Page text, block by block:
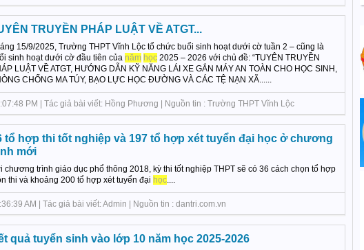
TRUYỀN PHÁP LUẬT VỀ ATGT...
15/9/2025, Trường THPT Vĩnh Lộc tổ chức buổi sinh hoạt dưới cờ tuần 2 – cũng là
sinh hoạt dưới cờ đầu tiên của năm học2025 – 2026 với chủ đề: “TUYÊN TRUYỀN
LUẬT VỀ ATGT, HƯỚNG DẪN KỸ NĂNG LÁI XE GẮN MÁY AN TOÀN CHO HỌC SINH,
CHỐNG MA TÚY, BẠO LỰC HỌC ĐƯỜNG VÀ CÁC TỆ NẠN XÃ......
PM | Tác giả bài viết: Hồng Phương | Nguồn tin : Trường THPT Vĩnh Lộc
tổ hợp thi tốt nghiệp và 197 tổ hợp xét tuyển đại học ở chương
mới
chương trình giáo dục phổ thông 2018, kỳ thi tốt nghiệp THPT sẽ có 36 cách chọn tổ hợp
thi và khoảng 200 tổ hợp xét tuyển đại học....
AM | Tác giả bài viết: Admin | Nguồn tin : dantri.com.vn
quả tuyển sinh vào lớp 10 năm học 2025-2026